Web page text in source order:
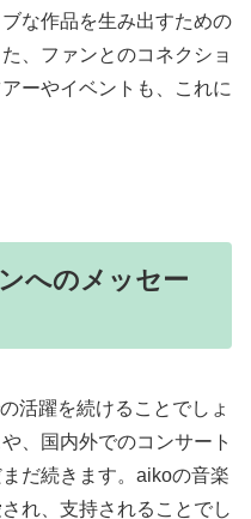
な作品を生み出すための
、ファンとのコネクショ
ーやイベントも、これに
へのメッセー
活躍を続けることでしょ
、国内外でのコンサート
だ続きます。aikoの音楽
れ、支持されることでし